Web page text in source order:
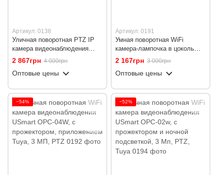
Артикул: 0138
Уличная поворотная PTZ IP
камера видеонаблюдения
USmart OPC-03w, с датчиком
движения, LED и ИК
подсветкой, 3 МП, WiFi+LAN,
2 867грн 4 000грн
Оптовые цены
Артикул: 0191
Умная поворотная WiFi
камера-лампочка в цоколь
для видеонаблюдения USmart
LBC-01w, с поддержкой Tuya,
E27, 3 МП
2 167грн 3 000грн
Оптовые цены
−54% −52%